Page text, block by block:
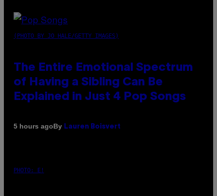
(PHOTO BY JO HALE/GETTY IMAGES)
The Entire Emotional Spectrum
of Having a Sibling Can Be
Explained in Just 4 Pop Songs
5 hours agoBy Lauren Boisvert
PHOTO: E!